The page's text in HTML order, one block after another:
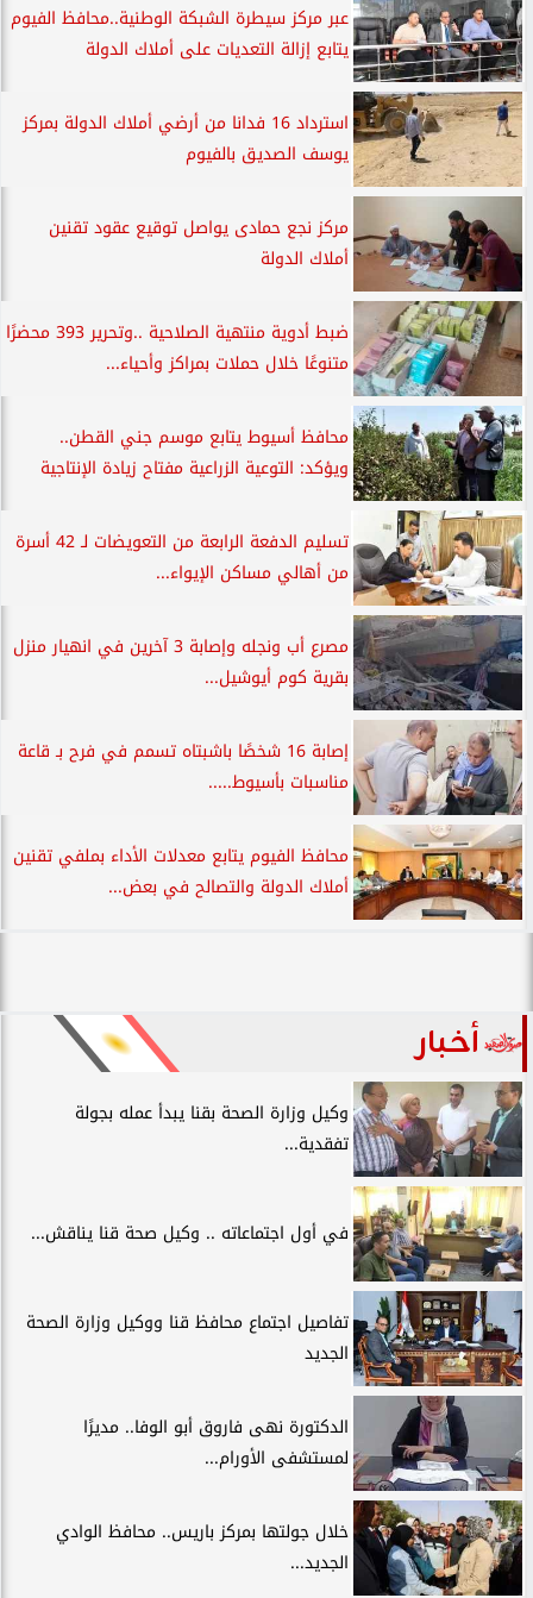
عبر مركز سيطرة الشبكة الوطنية..محافظ الفيوم
يتابع إزالة التعديات على أملاك الدولة‎
استرداد 16 فدانا من أرضي أملاك الدولة بمركز
يوسف الصديق بالفيوم
مركز نجع حمادى يواصل توقيع عقود تقنين
أملاك الدولة
ضبط أدوية منتهية الصلاحية ..وتحرير 393 محضرًا
متنوعًا خلال حملات بمراكز وأحياء...
محافظ أسيوط يتابع موسم جني القطن..
ويؤكد: التوعية الزراعية مفتاح زيادة الإنتاجية
تسليم الدفعة الرابعة من التعويضات لـ 42 أسرة
من أهالي مساكن الإيواء...
مصرع أب ونجله وإصابة 3 آخرين في انهيار منزل
بقرية كوم أيوشيل...
إصابة 16 شخصًا باشبتاه تسمم في فرح بـ قاعة
مناسبات بأسيوط.....
محافظ الفيوم يتابع معدلات الأداء بملفي تقنين
أملاك الدولة والتصالح في بعض...
أخبار
وكيل وزارة الصحة بقنا يبدأ عمله بجولة
تفقدية...
في أول اجتماعاته .. وكيل صحة قنا يناقش...
تفاصيل اجتماع محافظ قنا ووكيل وزارة الصحة
الجديد
الدكتورة نهى فاروق أبو الوفا.. مديرًا
لمستشفى الأورام...
خلال جولتها بمركز باريس.. محافظ الوادي
الجديد...